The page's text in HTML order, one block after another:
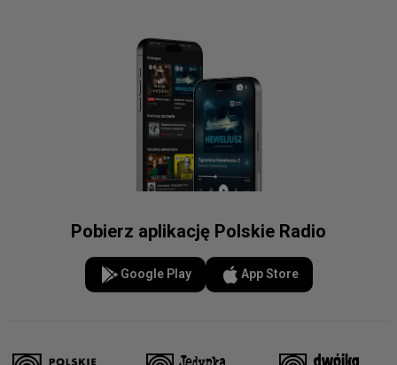
Pobierz aplikację Polskie Radio
Google Play App Store